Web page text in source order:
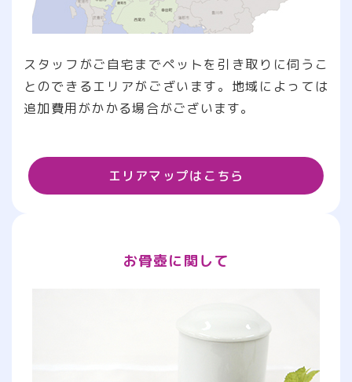
スタッフがご自宅までペットを引き取りに伺うこ
とのできるエリアがございます。地域によっては
追加費用がかかる場合がございます。
エリアマップはこちら
お骨壺に関して